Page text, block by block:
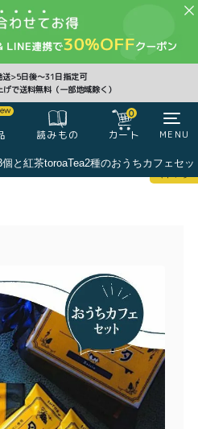
送>5日後〜31日指定可
で送料無料（一部地域除く）
読みもの
0
カート MENU
CLOSE
0
とろ生ガトーショコラ
個と紅茶toroaTea2種のおうちカフェセッ